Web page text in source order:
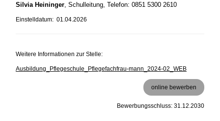
Silvia Heininger, Schulleitung, Telefon: 0851 5300 2610
Einstelldatum: 01.04.2026
Weitere Informationen zur Stelle:
Ausbildung_Pflegeschule_Pflegefachfrau-mann_2024-02_WEB
online bewerben
Bewerbungsschluss: 31.12.2030